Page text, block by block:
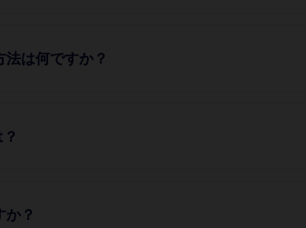
は何ですか？
？